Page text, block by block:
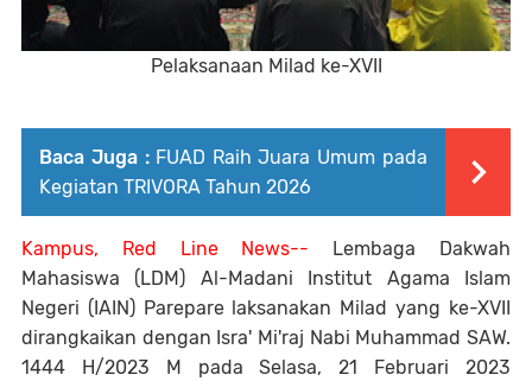
Pelaksanaan Milad ke-XVII
Baca Juga : FUAD Raih Juara Umum pada
Kegiatan TRIVORA Tahun 2026
Kampus, Red Line News-- Lembaga Dakwah
Mahasiswa (LDM) Al-Madani Institut Agama Islam
Negeri (IAIN) Parepare laksanakan Milad yang ke-XVII
dirangkaikan dengan Isra' Mi'raj Nabi Muhammad SAW.
1444 H/2023 M pada Selasa, 21 Februari 2023